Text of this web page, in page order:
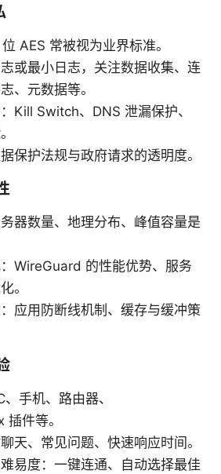
AES 常被视为业界标准。
或最小日志，关注数据收集、连
、元数据等。
Kill Switch、DNS 泄漏保护、
保护法规与政府请求的透明度。
器数量、地理分布、峰值容量是
WireGuard 的性能优势、服务
。
应用防断线机制、缓存与缓冲策
手机、路由器、
件等。
天、常见问题、快速响应时间。
易度：一键连通、自动选择最佳